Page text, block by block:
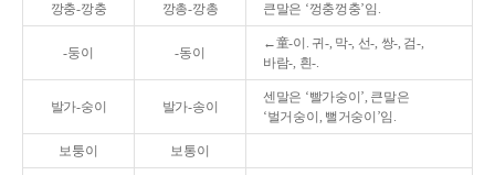
깡충-깡충 깡총-깡총 큰말은 ‘껑충껑충’임.
-둥이 -동이
←童-이. 귀-, 막-, 선-, 쌍-, 검-,
바람-, 흰-.
발가-숭이 발가-송이
센말은 ‘빨가숭이’, 큰말은
‘벌거숭이, 뻘거숭이’임.
보퉁이 보통이